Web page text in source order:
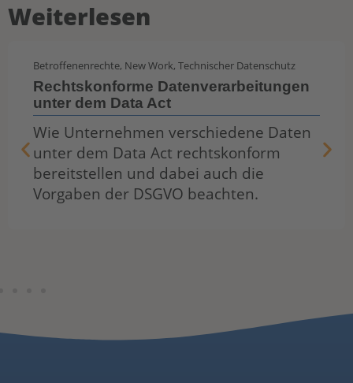
Weiterlesen
Betroffenenrechte, New Work, Technischer Datenschutz
Rechtskonforme Datenverarbeitungen
unter dem Data Act
Wie Unternehmen verschiedene Daten
unter dem Data Act rechtskonform
bereitstellen und dabei auch die
Vorgaben der DSGVO beachten.